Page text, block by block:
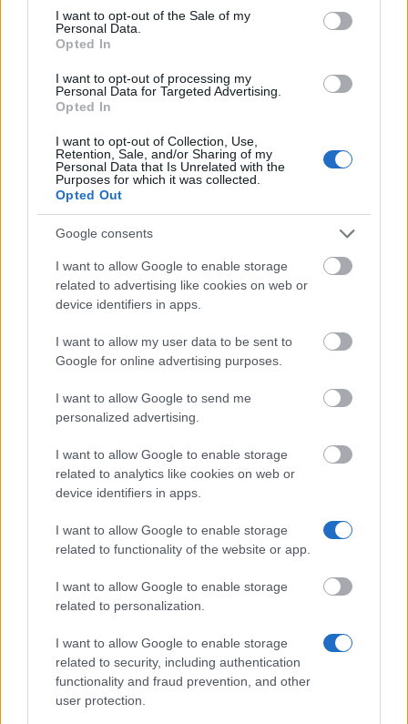
consent section.
I want to opt-out of the Sale of my
Personal Data.
Opted In
I want to opt-out of processing my
Personal Data for Targeted Advertising.
Opted In
I want to opt-out of Collection, Use,
Retention, Sale, and/or Sharing of my
Personal Data that Is Unrelated with the
Purposes for which it was collected.
Opted Out
Google consents
I want to allow Google to enable storage
related to advertising like cookies on web or
device identifiers in apps.
I want to allow my user data to be sent to
Google for online advertising purposes.
I want to allow Google to send me
personalized advertising.
I want to allow Google to enable storage
related to analytics like cookies on web or
device identifiers in apps.
I want to allow Google to enable storage
related to functionality of the website or app.
I want to allow Google to enable storage
related to personalization.
I want to allow Google to enable storage
related to security, including authentication
functionality and fraud prevention, and other
user protection.
El International Training y desarrollo gGmbH (InWEnt)
w a través de programas de intercambio y becas
premios quiere dar a los jóvenes la oportunidad de
obtener experiencia laboral internacional. Con el
de hacer una estancia de prácticas en un países de
África, Asia, América Latina o Europa suroriental. El
programa de norte a sur consta de una pasantía de
tanto la duración total del programa es de 6 meses.
El formulario de solicitud de oferta de proyectos
programa ASA. Los estudiantes recibirán una beca
del país. Además de eso, grandes viajes son también
recibió, en la altura varía de 205 to1 305 Euros
dependiendo del país.
Requisitos
En el principio, beca se ofrece a los estudiantes de
todos los campos de estudios. Pero desde una sola
aplicación se refiere a un proyecto específico,
habilidades específicas son a menudo necesarias,
según el proyecto respectivo.